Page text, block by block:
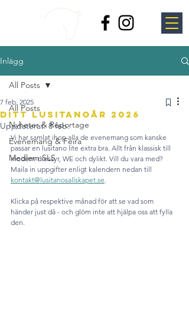
Inlägg
All Posts
Nyheter & Reportage
Evenemang & Feira
Medlem SLS
All Posts
Ditt lusitanoår 2026
7 feb. 2025
Uppdaterat:8 feb.
Vi har samlat ihop alla de evenemang som kanske
passar en lusitano lite extra bra. Allt från klassisk till
modern dressyr, WE och dylikt. Vill du vara med?
Maila in uppgifter enligt kalendern nedan till
kontakt@lusitanosallskapet.se.
Klicka på respektive månad för att se vad som
händer just då - och glöm inte att hjälpa oss att fylla
den.